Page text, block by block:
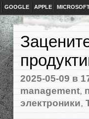
GOOGLE APPLE
2025-05-09 в
management,
электроники,